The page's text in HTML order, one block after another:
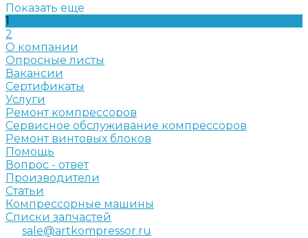
Показать еще
1
2
О компании
Опросные листы
Вакансии
Сертификаты
Услуги
Ремонт компрессоров
Сервисное обслуживание компрессоров
Ремонт винтовых блоков
Помощь
Вопрос - ответ
Производители
Статьи
Компрессорные машины
Списки запчастей
sale@artkompressor.ru